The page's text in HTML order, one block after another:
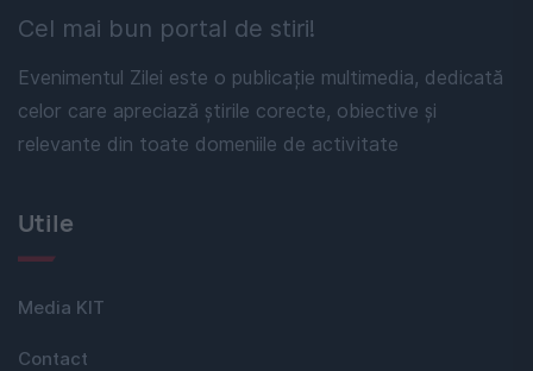
Cel mai bun portal de stiri!
Evenimentul Zilei este o publicație multimedia, dedicată
celor care apreciază știrile corecte, obiective și
relevante din toate domeniile de activitate
Utile
Media KIT
Contact